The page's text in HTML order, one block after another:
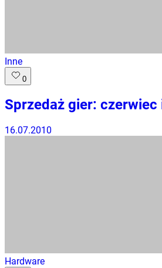
Inne
0
Sprzedaż gier: czerwiec
16.07.2010
Hardware